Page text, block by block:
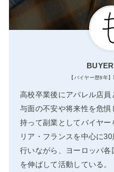
【バイヤー歴8年
高校卒業後にアパレル店
与面の不安や将来性を危
持って副業としてバイヤ
リア・フランスを中心に
行いながら、ヨーロッパ
を伸ばして活動している。